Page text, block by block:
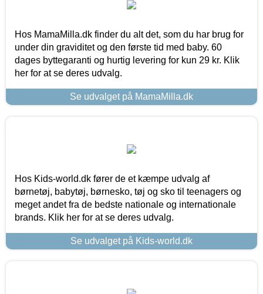
Hos MamaMilla.dk finder du alt det, som du har brug for
under din graviditet og den første tid med baby. 60
dages byttegaranti og hurtig levering for kun 29 kr. Klik
her for at se deres udvalg.
Se udvalget på MamaMilla.dk
Hos Kids-world.dk fører de et kæmpe udvalg af
børnetøj, babytøj, børnesko, tøj og sko til teenagers og
meget andet fra de bedste nationale og internationale
brands. Klik her for at se deres udvalg.
Se udvalget på Kids-world.dk